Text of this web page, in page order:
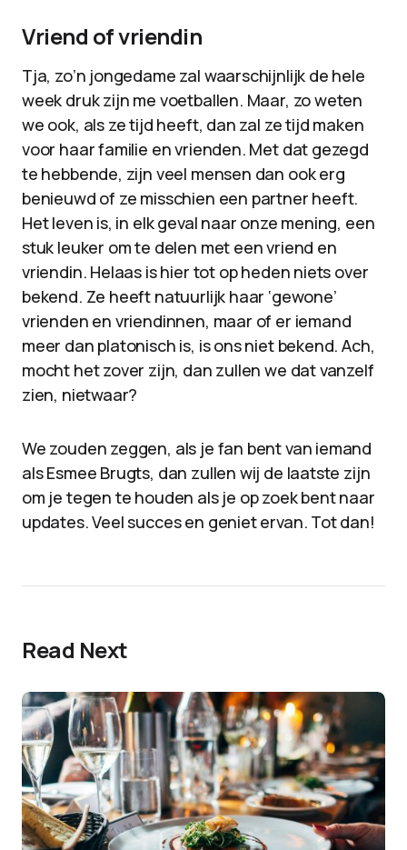
Vriend of vriendin
Tja, zo’n jongedame zal waarschijnlijk de hele
week druk zijn me voetballen. Maar, zo weten
we ook, als ze tijd heeft, dan zal ze tijd maken
voor haar familie en vrienden. Met dat gezegd
te hebbende, zijn veel mensen dan ook erg
benieuwd of ze misschien een partner heeft.
Het leven is, in elk geval naar onze mening, een
stuk leuker om te delen met een vriend en
vriendin. Helaas is hier tot op heden niets over
bekend. Ze heeft natuurlijk haar ‘gewone’
vrienden en vriendinnen, maar of er iemand
meer dan platonisch is, is ons niet bekend. Ach,
mocht het zover zijn, dan zullen we dat vanzelf
zien, nietwaar?
We zouden zeggen, als je fan bent van iemand
als Esmee Brugts, dan zullen wij de laatste zijn
om je tegen te houden als je op zoek bent naar
updates. Veel succes en geniet ervan. Tot dan!
Read Next